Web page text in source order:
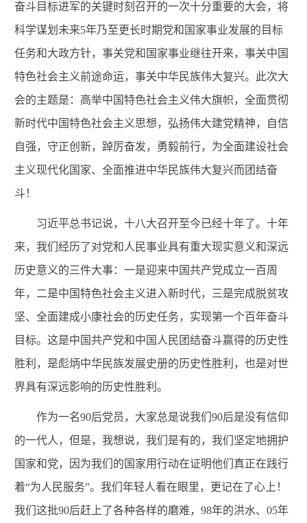
奋斗目标进军的关键时刻召开的一次十分重要的大会，将
科学谋划未来5年乃至更长时期党和国家事业发展的目标
任务和大政方针，事关党和国家事业继往开来，事关中国
特色社会主义前途命运，事关中华民族伟大复兴。
此次大
会的主题是：高举中国特色社会主义伟大旗帜，全面贯彻
新时代中国特色社会主义思想，弘扬伟大建党精神，自信
自强，守正创新，踔厉奋发，勇毅前行，为全面建设社会
主义现代化国家、全面推进中华民族伟大复兴而团结奋
斗！
习近平总书记说，十八大召开至今已经十年了。十年
来，我们经历了对党和人民事业具有重大现实意义和深远
历史意义的三件大事：一是迎来中国共产党成立一百周
年，二是中国特色社会主义进入新时代，三是完成脱贫攻
坚、全面建成小康社会的历史任务，实现第一个百年奋斗
目标。这是中国共产党和中国人民团结奋斗赢得的历史性
胜利，是彪炳中华民族发展史册的历史性胜利，也是对世
界具有深远影响的历史性胜利。
作为一名90后党员，大家总是说我们 90后是没有信仰
的一代人，但是，我想说，我们是有的，我们坚定地拥护
国家和党，因为我们的国家用行动在证明他们真正在践行
着“为人民服务”。我们年轻人看在眼里，更记在了心上！
我们这批90后赶上了各种各样的磨难， 98年的洪水、05年